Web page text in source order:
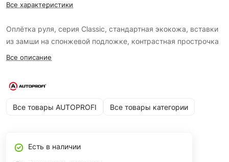
Все характеристики
Оплётка руля, серия Classic, стандартная экокожа, вставки
из замши на спонжевой подложке, контрастная прострочка
Все описание
Все товары AUTOPROFI Все товары категории
Есть в наличии